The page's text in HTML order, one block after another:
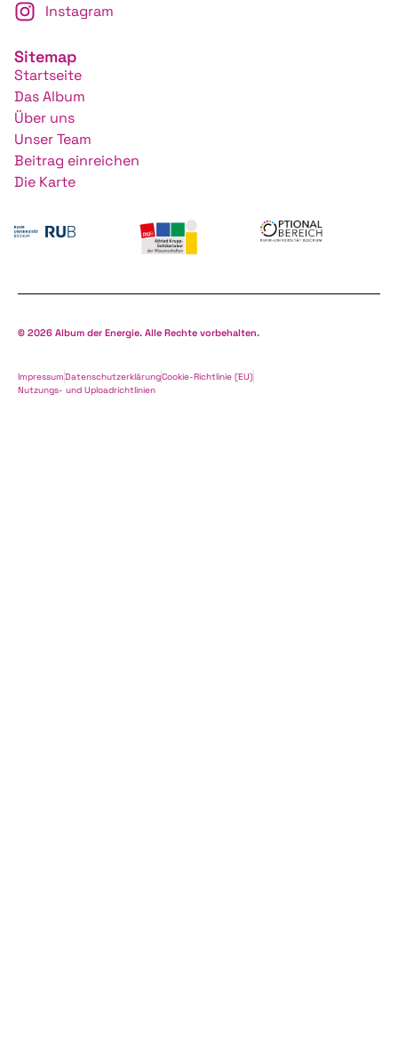
Instagram
Sitemap
Startseite
Das Album
Über uns
Unser Team
Beitrag einreichen
Die Karte
© 2026 Album der Energie. Alle Rechte vorbehalten.
ImpressumDatenschutzerklärungCookie-Richtlinie (EU)
Nutzungs- und Uploadrichtlinien